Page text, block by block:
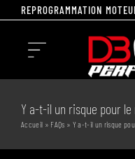
Passer
contenu
REPROGRAMMATION
Toggle
Navigation
REPROGRAMMATION
CONVERSION ETHANOL
Y a-t-il un risque pour
Accueil » FAQs » Y a-t-il un risque